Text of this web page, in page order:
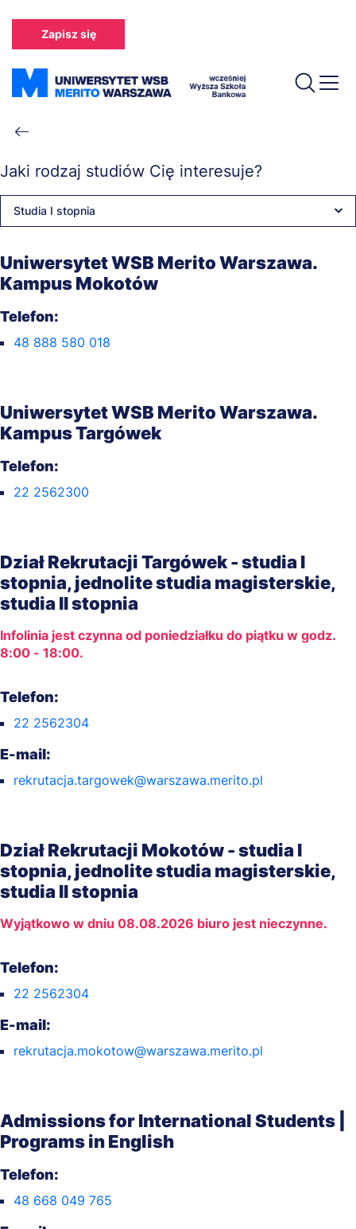
treści
Zapisz się
Ścieżka
nawigacyjna
Jaki rodzaj studiów Cię interesuje?
Studia I stopnia
Uniwersytet WSB Merito Warszawa.
Kampus Mokotów
Telefon:
48 888 580 018
Uniwersytet WSB Merito Warszawa.
Kampus Targówek
Telefon:
22 2562300
Dział Rekrutacji Targówek - studia I
stopnia, jednolite studia magisterskie,
studia II stopnia
Infolinia jest czynna od poniedziałku do piątku w godz.
8:00 - 18:00.
Telefon:
22 2562304
E-mail:
rekrutacja.targowek@warszawa.merito.pl
Dział Rekrutacji Mokotów - studia I
stopnia, jednolite studia magisterskie,
studia II stopnia
Wyjątkowo w dniu 08.08.2026 biuro jest nieczynne.
Telefon:
22 2562304
E-mail:
rekrutacja.mokotow@warszawa.merito.pl
Admissions for International Students |
Programs in English
Telefon:
48 668 049 765